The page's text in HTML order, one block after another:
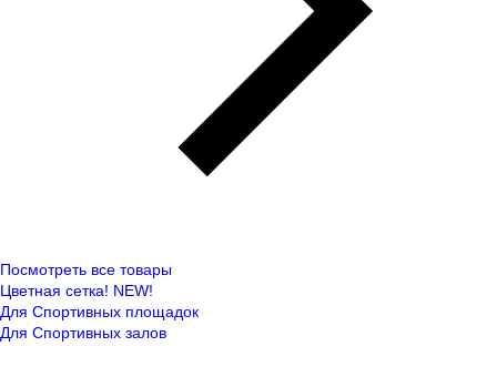
Посмотреть все товары
Цветная сетка! NEW!
Для Спортивных площадок
Для Спортивных залов